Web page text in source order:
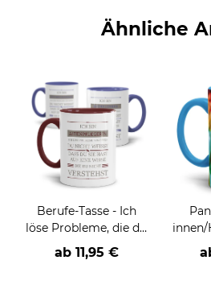
Ähnliche
Berufe-Tasse - Ich
löse Probleme, die du
nicht verstehst -
verschiedene Berufe
ab 11,95 €
innen/